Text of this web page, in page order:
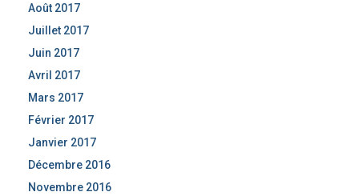
Août 2017
Juillet 2017
Juin 2017
Avril 2017
Mars 2017
Février 2017
Janvier 2017
Décembre 2016
Novembre 2016